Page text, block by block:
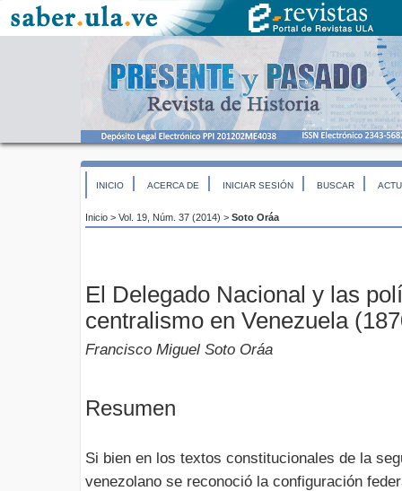
INICIO ACERCA DE INICIAR SESIÓN BUSCAR
Inicio > Vol. 19, Núm. 37 (2014) > Soto Oráa
El Delegado Nacional y las
centralismo en Venezuela
Francisco Miguel Soto Oráa
Resumen
Si bien en los textos constitucionales de la
venezolano se reconoció la configuración